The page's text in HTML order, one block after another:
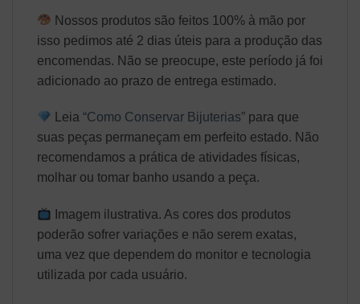
Nossos produtos são feitos 100% à mão por
isso pedimos até 2 dias úteis para a produção das
encomendas. Não se preocupe, este período já foi
adicionado ao prazo de entrega estimado.
Leia “Como Conservar Bijuterias” para que
suas peças permaneçam em perfeito estado. Não
recomendamos a prática de atividades físicas,
molhar ou tomar banho usando a peça.
Imagem ilustrativa. As cores dos produtos
poderão sofrer variações e não serem exatas,
uma vez que dependem do monitor e tecnologia
utilizada por cada usuário.